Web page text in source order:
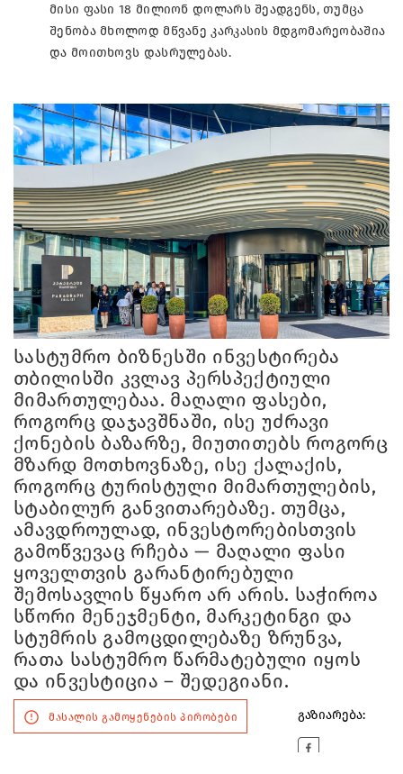
მისი ფასი 18 მილიონ დოლარს შეადგენს, თუმცა
შენობა მხოლოდ მწვანე კარკასის მდგომარეობაშია
და მოითხოვს დასრულებას.
სასტუმრო ბიზნესში ინვესტირება
თბილისში კვლავ პერსპექტიული
მიმართულებაა. მაღალი ფასები,
როგორც დაჯავშნაში, ისე უძრავი
ქონების ბაზარზე, მიუთითებს როგორც
მზარდ მოთხოვნაზე, ისე ქალაქის,
როგორც ტურისტული მიმართულების,
სტაბილურ განვითარებაზე. თუმცა,
ამავდროულად, ინვესტორებისთვის
გამოწვევაც რჩება — მაღალი ფასი
ყოველთვის გარანტირებული
შემოსავლის წყარო არ არის. საჭიროა
სწორი მენეჯმენტი, მარკეტინგი და
სტუმრის გამოცდილებაზე ზრუნვა,
რათა სასტუმრო წარმატებული იყოს
და ინვესტიცია – შედეგიანი.
მასალის გამოყენების პირობები გაზიარება: